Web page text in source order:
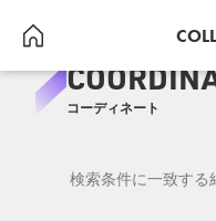
コーディネート
検索条件に一致する